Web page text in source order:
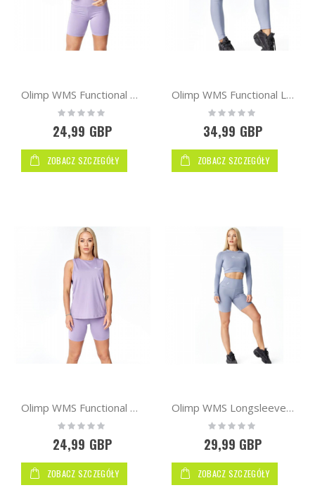
Olimp WMS Functional Bra Lila
Rating:
0%
24,99 GBP
ZOBACZ SZCZEGÓŁY
Olimp WMS Functional Leggings | Grey
Rating:
0%
34,99 GBP
ZOBACZ SZCZEGÓŁY
Olimp WMS Functional Tank Top Lilac
Rating:
0%
24,99 GBP
ZOBACZ SZCZEGÓŁY
Olimp WMS Longsleeve Top Gray
Rating:
0%
29,99 GBP
ZOBACZ SZCZEGÓŁY